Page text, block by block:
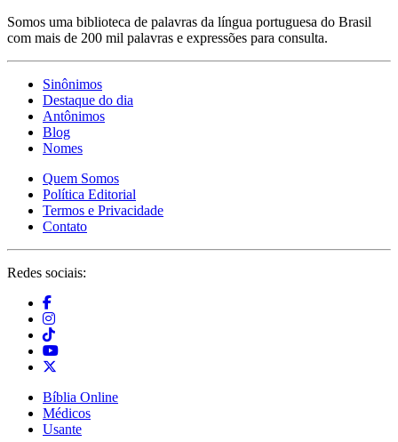
Somos uma biblioteca de palavras da língua portuguesa do Brasil
com mais de 200 mil palavras e expressões para consulta.
Sinônimos
Destaque do dia
Antônimos
Blog
Nomes
Quem Somos
Política Editorial
Termos e Privacidade
Contato
Redes sociais:
Bíblia Online
Médicos
Usante